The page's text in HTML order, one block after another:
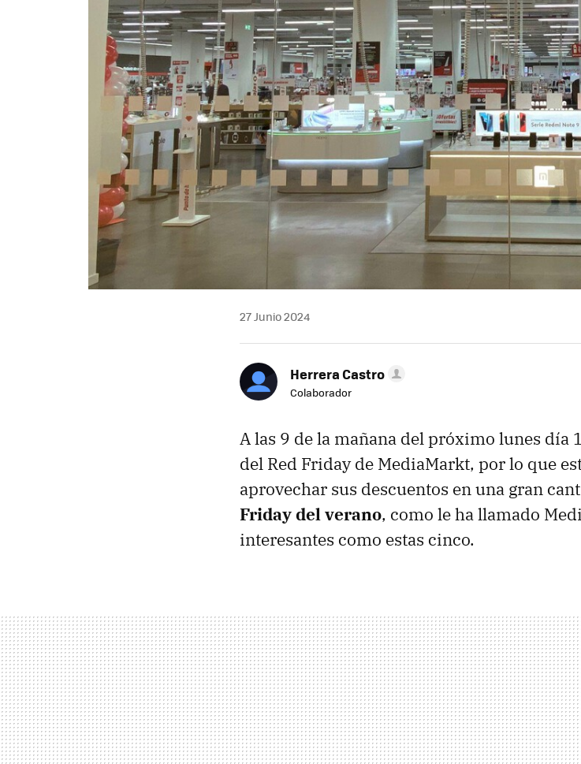
27 Junio 2024
Herrera Castro
Colaborador
A las 9 de la mañana del próximo lunes día
del Red Friday de MediaMarkt, por lo que
aprovechar sus descuentos en una gran
Friday del verano, como le ha llamado
interesantes como estas cinco.